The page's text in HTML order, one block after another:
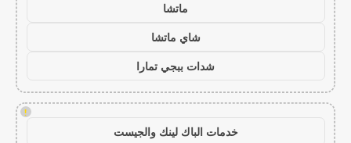
ماتشا
شاي ماتشا
شدات ببجي تمارا
!
خدمات الباك لينك والجيست